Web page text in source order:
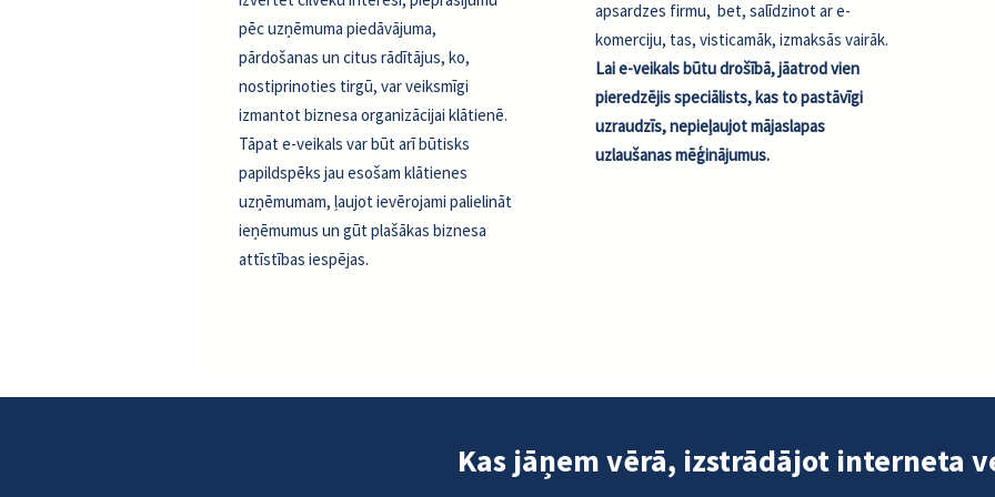
pēc uzņēmuma piedāvājuma,
pārdošanas un citus rādītājus, ko,
nostiprinoties tirgū, var veiksmīgi
izmantot biznesa organizācijai klātienē.
Tāpat e-veikals var būt arī būtisks
papildspēks jau esošam klātienes
uzņēmumam, ļaujot ievērojami palielināt
ieņēmumus un gūt plašākas biznesa
attīstības iespējas.
apsardzes firmu, bet, salīdzinot ar e-
komerciju, tas, visticamāk, izmaksās vairāk.
Lai e-veikals būtu drošībā, jāatrod vien
pieredzējis speciālists, kas to pastāvīgi
uzraudzīs, nepieļaujot mājaslapas
uzlaušanas mēģinājumus.
Kas jāņem vērā, izstrādājot interneta